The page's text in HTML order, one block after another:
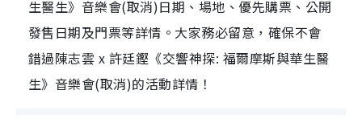
生醫生》音樂會(取消)日期、場地、優先購票、公開
發售日期及門票等詳情。大家務必留意，確保不會
錯過陳志雲 x 許廷鏗《交響神探: 福爾摩斯與華生醫
生》音樂會(取消)的活動詳情！